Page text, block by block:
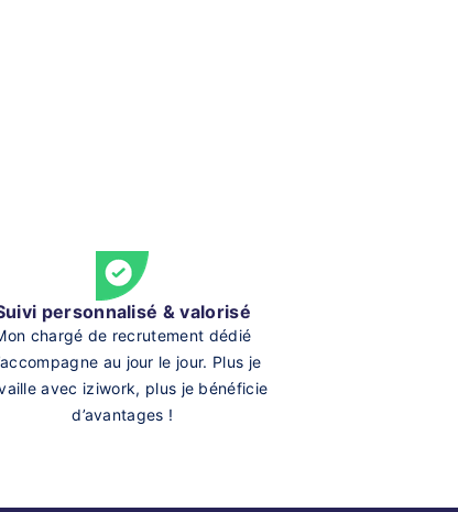
personnalisé & valorisé
chargé de recrutement dédié
au jour le jour. Plus je
avec iziwork, plus je bénéficie
d’avantages !